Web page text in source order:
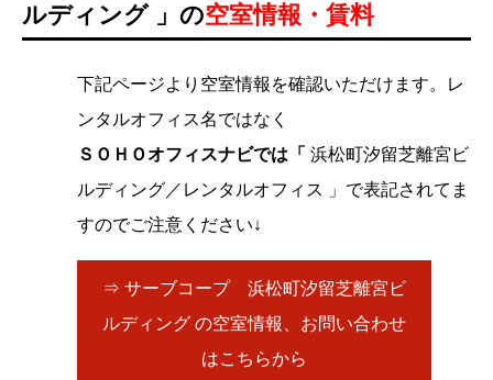
ルディング 」の空室情報・賃料
下記ページより空室情報を確認いただけます。レ
ンタルオフィス名ではなく
ＳＯＨＯオフィスナビでは「 浜松町汐留芝離宮ビ
ルディング／レンタルオフィス 」で表記されてま
すのでご注意ください↓
⇒ サーブコープ 浜松町汐留芝離宮ビ
ルディング の空室情報、お問い合わせ
はこちらから